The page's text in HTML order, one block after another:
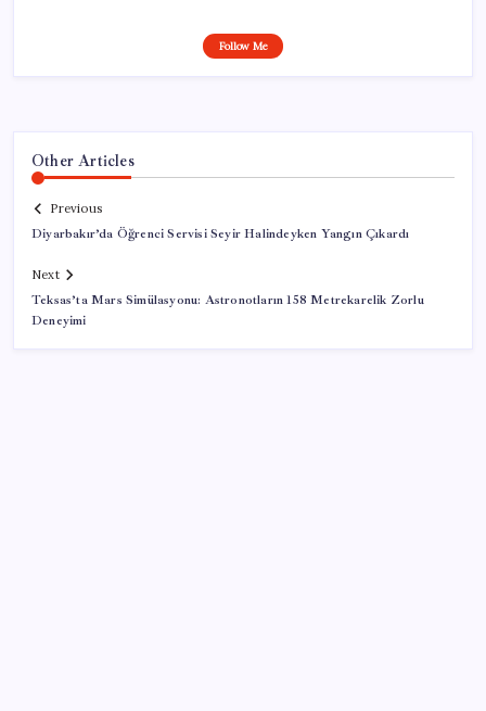
Follow Me
Other Articles
Previous
Diyarbakır’da Öğrenci Servisi Seyir Halindeyken Yangın Çıkardı
Next
Teksas’ta Mars Simülasyonu: Astronotların 158 Metrekarelik Zorlu
Deneyimi